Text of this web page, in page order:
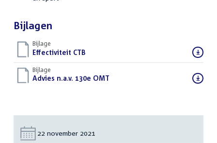
Bijlagen
Bijlage
Download
bestand:
Effectiviteit CTB(PDF)
Bijlage
Download
Advies n.a.v. 130e OMT
Datum:
22 november 2021